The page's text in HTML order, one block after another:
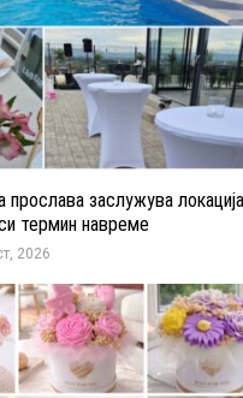
заслужува
термин навреме
2026